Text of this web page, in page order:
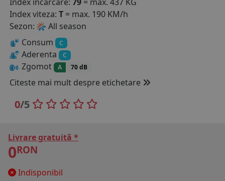
Index viteza: T = max. 190 KM/h
Sezon:
All season
Consum
C
Aderenta C
Zgomot A 70 dB
Citeste mai mult despre etichetare
0/5
Livrare gratuită *
0RON
Indisponibil